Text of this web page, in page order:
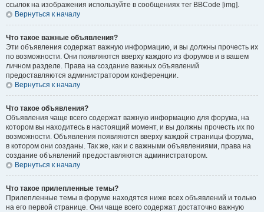
ссылок на изображения используйте в сообщениях тег BBCode [img].
Вернуться к началу
Что такое важные объявления?
Эти объявления содержат важную информацию, и вы должны прочесть их
по возможности. Они появляются вверху каждого из форумов и в вашем
личном разделе. Права на создание важных объявлений
предоставляются администратором конференции.
Вернуться к началу
Что такое объявления?
Объявления чаще всего содержат важную информацию для форума, на
котором вы находитесь в настоящий момент, и вы должны прочесть их по
возможности. Объявления появляются вверху каждой страницы форума,
в котором они созданы. Так же, как и с важными объявлениями, права на
создание объявлений предоставляются администратором.
Вернуться к началу
Что такое прилепленные темы?
Прилепленные темы в форуме находятся ниже всех объявлений и только
на его первой странице. Они чаще всего содержат достаточно важную